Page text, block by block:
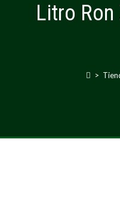
Litro Ron
>